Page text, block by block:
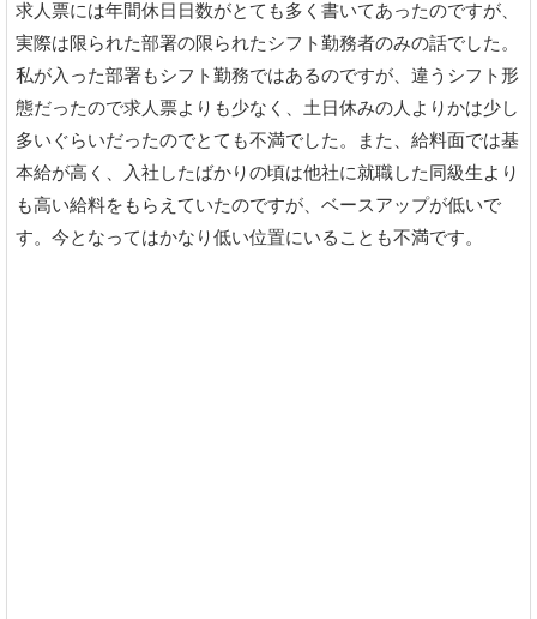
求人票には年間休日日数がとても多く書いてあったのですが、
実際は限られた部署の限られたシフト勤務者のみの話でした。
私が入った部署もシフト勤務ではあるのですが、違うシフト形
態だったので求人票よりも少なく、土日休みの人よりかは少し
多いぐらいだったのでとても不満でした。また、給料面では基
本給が高く、入社したばかりの頃は他社に就職した同級生より
も高い給料をもらえていたのですが、ベースアップが低いで
す。今となってはかなり低い位置にいることも不満です。